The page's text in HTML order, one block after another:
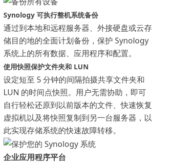
Synology 可执行整机系统备份
通过到本地和远程服务器、外接硬盘或云存
储目的地的全面计划备份，保护 Synology
系统上的所有数据、应用程序和配置。
使用快照保护文件夹和 LUN
设定短至 5 分钟的间隔拍摄共享文件夹和
LUN 的时间点快照。用户无需协助，即可
自行轻松还原到以前版本的文件、快速恢复
虚拟机以及将快照复制到另一台服务器，以
此实现存储系统的快速故障转移。
企业应用程序平台